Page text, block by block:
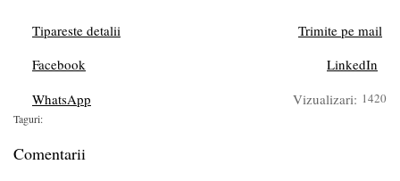
Tipareste detalii
Trimite pe mail
Facebook
LinkedIn
WhatsApp
Vizualizari: 1420
Taguri:
Comentarii